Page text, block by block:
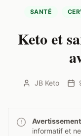
SANTÉ
Keto et
JB Keto
informatif et